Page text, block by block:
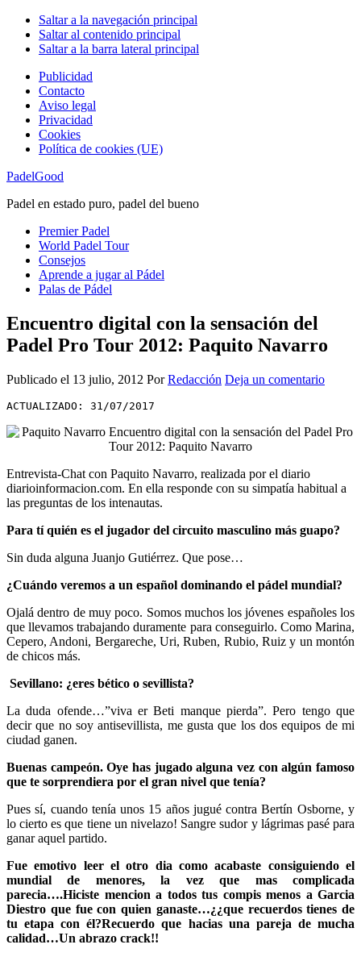
Saltar a la navegación principal
Saltar al contenido principal
Saltar a la barra lateral principal
Publicidad
Contacto
Aviso legal
Privacidad
Cookies
Política de cookies (UE)
PadelGood
Padel en estado puro, padel del bueno
Premier Padel
World Padel Tour
Consejos
Aprende a jugar al Pádel
Palas de Pádel
Encuentro digital con la sensación del
Padel Pro Tour 2012: Paquito Navarro
Publicado el 13 julio, 2012 PorRedacción Deja un comentario
ACTUALIZADO: 31/07/2017
Entrevista-Chat con Paquito Navarro, realizada por el diario
diarioinformacion.com. En ella responde con su simpatía habitual a
las preguntas de los intenautas.
Para tí quién es el jugador del circuito masculino más guapo?
Sin duda alguna Juanjo Gutiérrez. Que pose…
¿Cuándo veremos a un español dominando el pádel mundial?
Ojalá dentro de muy poco. Somos muchos los jóvenes españoles los
que llevamos trabajando duramente para conseguirlo. Como Marina,
Cepero, Andoni, Bergareche, Uri, Ruben, Rubio, Ruiz y un montón
de chicos más.
Sevillano: ¿eres bético o sevillista?
La duda ofende…”viva er Beti manque pierda”. Pero tengo que
decir que no soy antisevillista, me gusta que los dos equipos de mi
ciudad ganen.
Buenas campeón. Oye has jugado alguna vez con algún famoso
que te sorprendiera por el gran nivel que tenía?
Pues sí, cuando tenía unos 15 años jugué contra Bertín Osborne, y
lo cierto es que tiene un nivelazo! Sangre sudor y lágrimas pasé para
ganar aquel partido.
Fue emotivo leer el otro dia como acabaste consiguiendo el
mundial de menores, la vez que mas complicada
parecia….Hiciste mencion a todos tus compis menos a Garcia
Diestro que fue con quien ganaste…¿¿que recuerdos tienes de
tu etapa con él?Recuerdo que hacias una pareja de mucha
calidad…Un abrazo crack!!